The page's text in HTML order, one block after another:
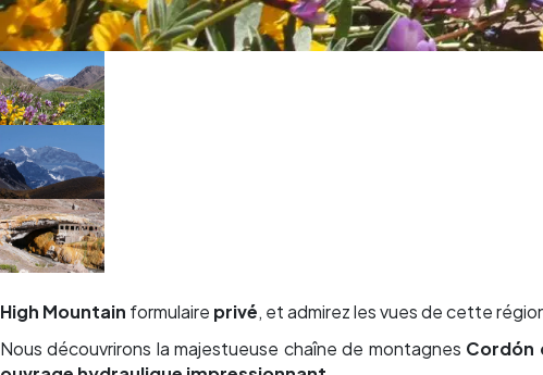
High Mountain formulaire privé, et admirez les vues de cette
Nous découvrirons la majestueuse chaîne de montagnes Cordón